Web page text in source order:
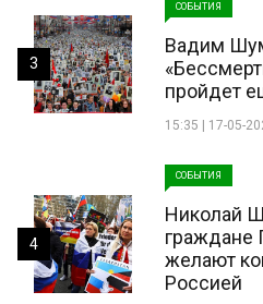
СОБЫТИЯ
Вадим
пройдет
15:35 | 17-05-
3
СОБЫТИЯ
Николай
граждане
желают
Россией
4